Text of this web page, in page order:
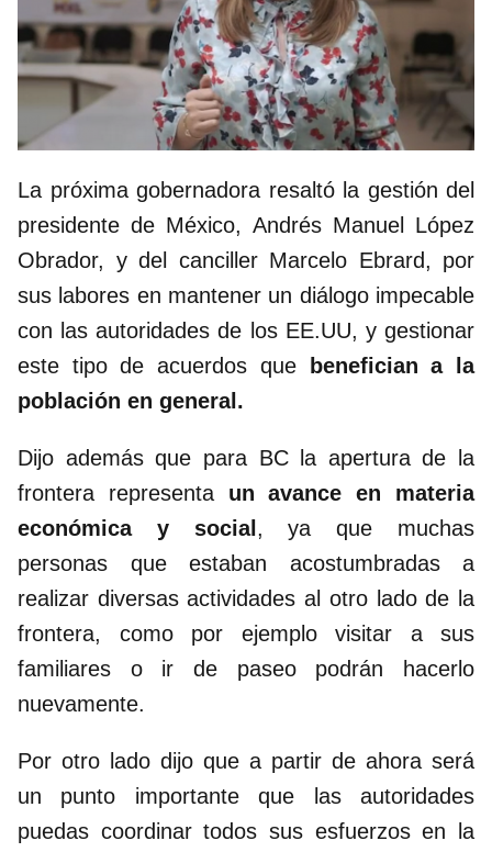
La próxima gobernadora resaltó la gestión del
presidente de México, Andrés Manuel López
Obrador, y del canciller Marcelo Ebrard, por
sus labores en mantener un diálogo impecable
con las autoridades de los EE.UU, y gestionar
este tipo de acuerdos que
benefician a la
población en general.
Dijo además que para BC la apertura de la
frontera representa un avance en materia
económica y social , ya que muchas
personas que estaban acostumbradas a
realizar diversas actividades al otro lado de la
frontera, como por ejemplo visitar a sus
familiares o ir de paseo podrán hacerlo
nuevamente.
Por otro lado dijo que a partir de ahora será
un punto importante que las autoridades
puedas coordinar todos sus esfuerzos en la